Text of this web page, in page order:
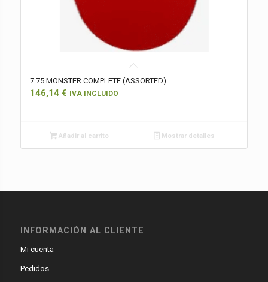
7.75 MONSTER COMPLETE (ASSORTED)
146,14 € IVA INCLUIDO
Añadir al carrito Mostrar detalles
INFORMACIÓN AL CLIENTE
Mi cuenta
Pedidos